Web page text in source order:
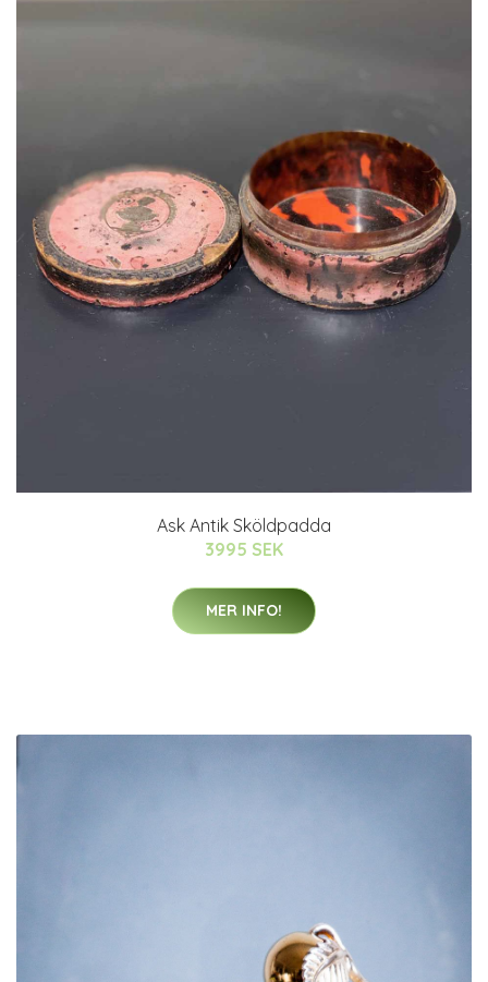
Ask Antik Sköldpadda
3995 SEK
MER INFO!